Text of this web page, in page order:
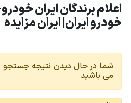
اعلام برندگان ایران
خودرو ایران| ایران مزایده
شما در حال دیدن نتیجه جستجو
می باشید